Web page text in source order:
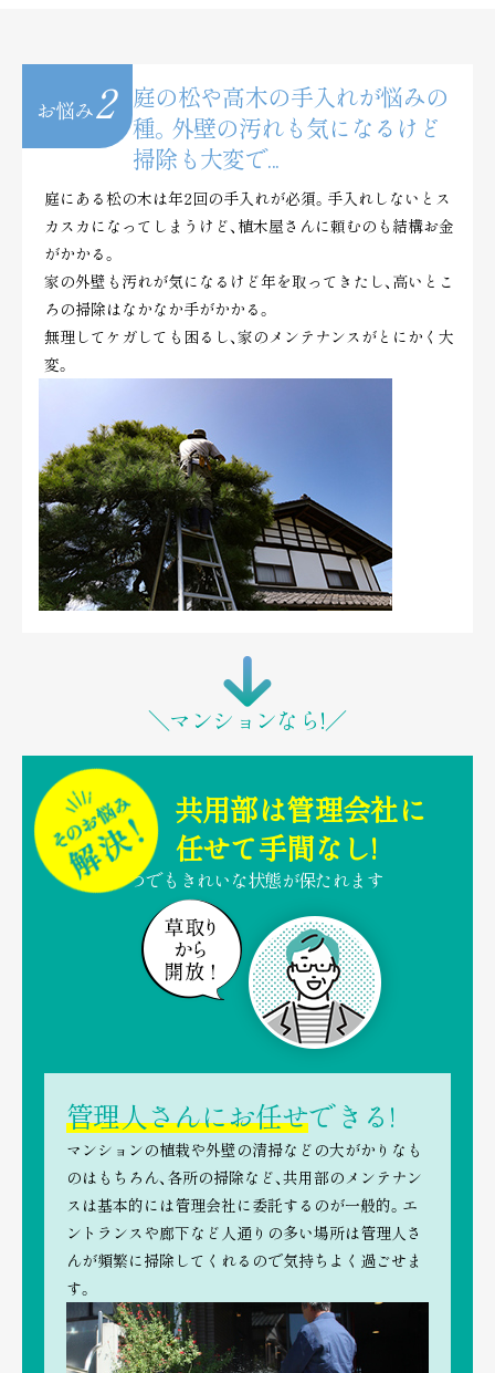
お悩み2
庭の松や高木の手入れが悩みの
種。 外壁の汚れも気になるけど
掃除も大変で...
庭にある松の木は年2回の手入れが必須。手入れしないとス
カスカになってしまうけど、植木屋さんに頼むのも結構お金
がかかる。
家の外壁も汚れが気になるけど年を取ってきたし、高いとこ
ろの掃除はなかなか手がかかる。
無理してケガしても困るし、家のメンテナンスがとにかく大
変。
image photo
＼マンションなら!／
共用部は管理会社に
任せて手間なし!
いつでもきれいな状態が保たれます
管理人さんにお任せできる!
マンションの植栽や外壁の清掃などの大がかりなも
のはもちろん、 各所の掃除など、共用部のメンテナン
スは基本的には管理会社に委託するのが一般的。エ
ントランスや廊下など人通りの多い場所は管理人さ
んが頻繁に掃除してくれるので気持ちよく過ごせま
す。